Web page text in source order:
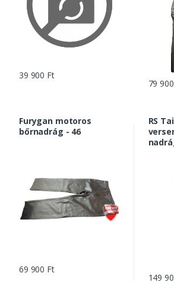
39 900 Ft
79
Furygan motoros
bőrnadrág - 46
69 900 Ft
RS
149